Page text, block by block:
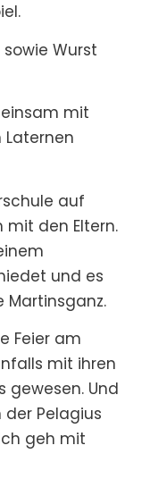
Wurst
mit
Laternen
auf
den Eltern.
und es
Martinsganz.
Feier am
mit ihren
gewesen. Und
Pelagius
geh mit